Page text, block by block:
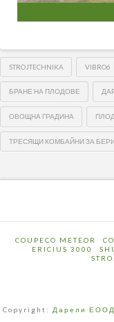
STROJTECHNIKA VIBRO6
БРАНЕ НА ПЛОДОВЕ
ОВОЩНА ГРАДИНА
ТРЕСЯЩИ КОМБАЙНИ ЗА
COUPECO METEOR
ERICIUS 3000
Copyright: Дарели ЕООД